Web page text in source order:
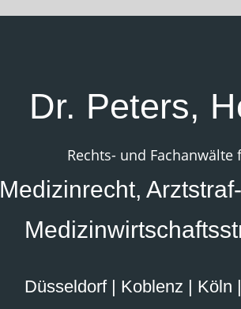
Dr. Peters,
Rechts- und
Medizinrecht,
Düsseldorf | Koblenz | Köln